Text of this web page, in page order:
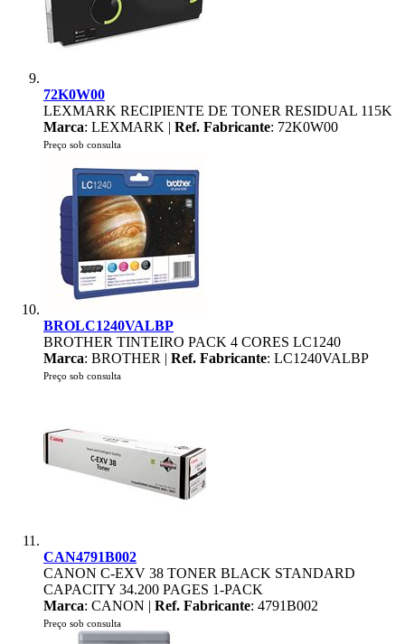
72K0W00
LEXMARK RECIPIENTE DE TONER RESIDUAL 115K
Marca: LEXMARK | Ref. Fabricante: 72K0W00
Preço sob consulta
BROLC1240VALBP
BROTHER TINTEIRO PACK 4 CORES LC1240
Marca: BROTHER | Ref. Fabricante: LC1240VALBP
Preço sob consulta
CAN4791B002
CANON C-EXV 38 TONER BLACK STANDARD
CAPACITY 34.200 PAGES 1-PACK
Marca: CANON | Ref. Fabricante: 4791B002
Preço sob consulta